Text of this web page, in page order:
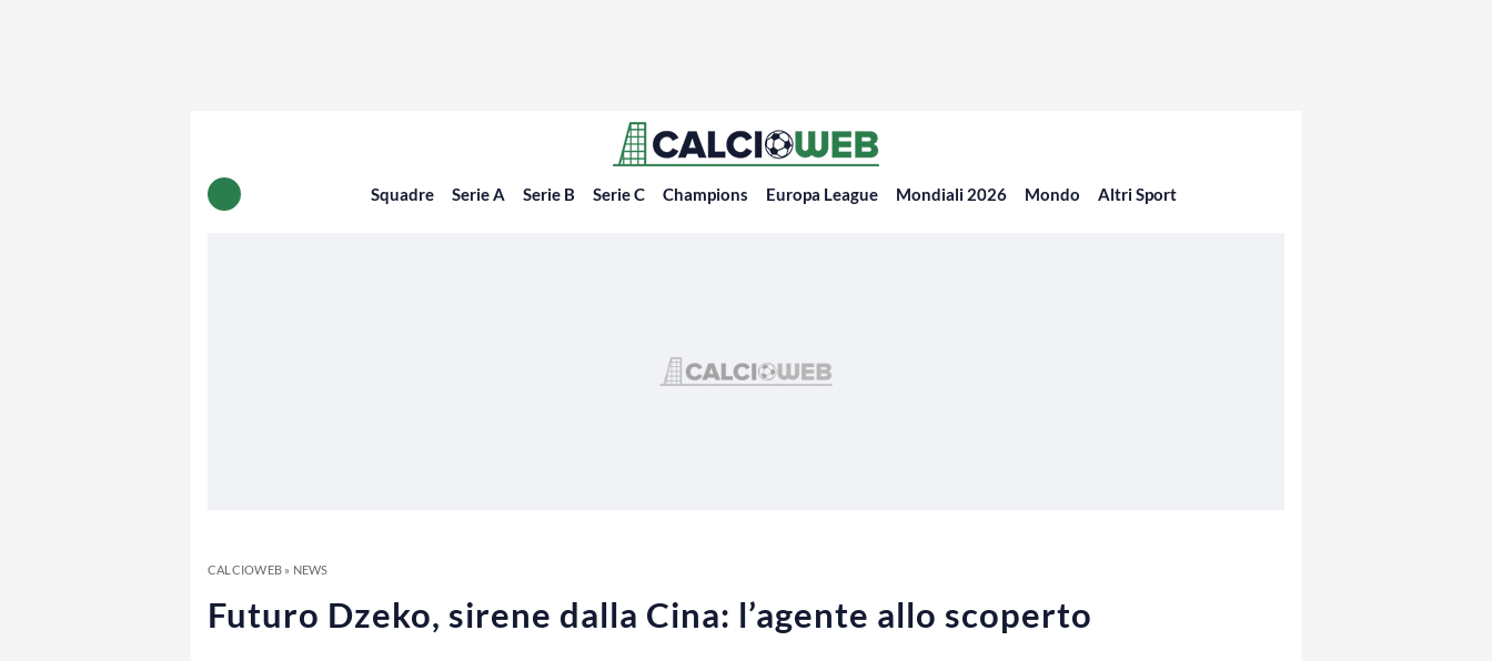
Squadre Serie A Serie B Serie C Champions Europa League Mondiali 2026 Mondo Altri Sport
CALCIOWEB» NEWS
Futuro Dzeko, sirene dalla Cina: l’agente allo scoperto